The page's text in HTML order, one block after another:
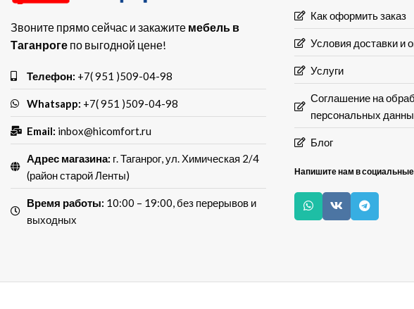
Звоните прямо сейчас и закажите мебель в
Таганроге по выгодной цене!
Телефон: +7( 951 )509-04-98
Whatsapp: +7( 951 )509-04-98
Email: inbox@hicomfort.ru
Адрес магазина: г. Таганрог, ул. Химическая 2/4
(район старой Ленты)
Время работы: 10:00 – 19:00, без перерывов и
выходных
Как оформить заказ
Условия доставки и
Услуги
Соглашение на
персональных
Блог
Напишите нам в социальные